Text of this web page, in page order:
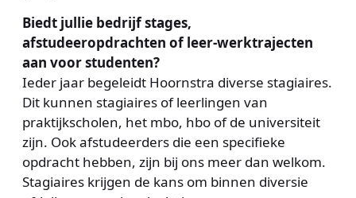
Biedt jullie bedrijf stages,
afstudeeropdrachten of leer-werktrajecten
aan voor studenten?
Ieder jaar begeleidt Hoornstra diverse stagiaires.
Dit kunnen stagiaires of leerlingen van
praktijkscholen, het mbo, hbo of de universiteit
zijn. Ook afstudeerders die een specifieke
opdracht hebben, zijn bij ons meer dan welkom.
Stagiaires krijgen de kans om binnen diversie